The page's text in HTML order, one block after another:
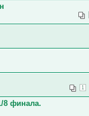
1
8 финала.